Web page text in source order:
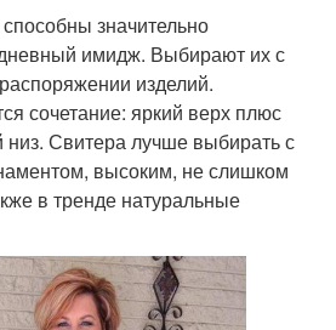
значительно
имидж. Выбирают их с
изделий.
сочетание: яркий верх плюс
Свитера лучше выбирать с
высоким, не слишком
в тренде натуральные